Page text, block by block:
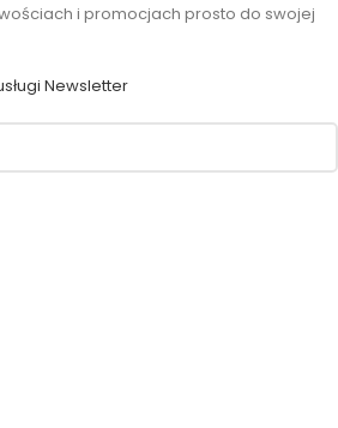
i promocjach prosto do swojej
Newsletter